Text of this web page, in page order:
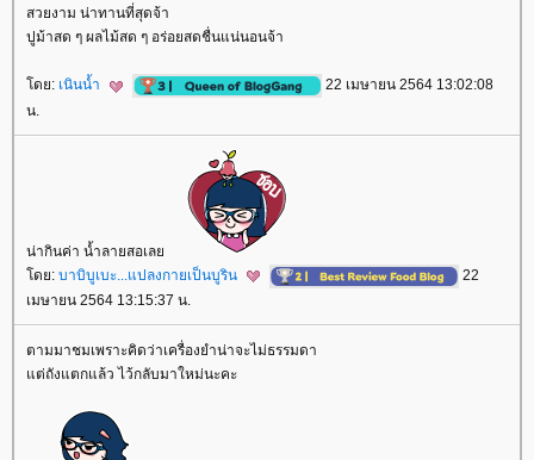
สวยงาม น่าทานที่สุดจ้า
ปูม้าสด ๆ ผลไม้สด ๆ อร่อยสดชื่นแน่นอนจ้า
ดย: เนินน้ำ
22 เมษายน 2564 13:02:08
น.
น่ากินค่า น้ำลายสอเล
ดย: บาบิบูเบะ...แปลงกายเป็นบูริน
22
เมษายน 2564 13:15:37 น.
ตามมาชมเพราะคิดว่าเครื่องยำน่าจะไม่ธรรมดา
ต่ถังแตกแล้ว ไว้กลับมาใหม่นะคะ